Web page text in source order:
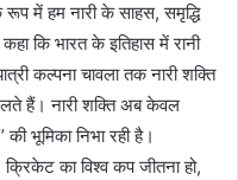
रूप में हम नारी के साहस, समृद्धि
कि भारत के इतिहास में रानी
कल्पना चावला तक नारी शक्ति
हैं। नारी शक्ति अब केवल
की भूमिका निभा रही है।
का विश्व कप जीतना हो,